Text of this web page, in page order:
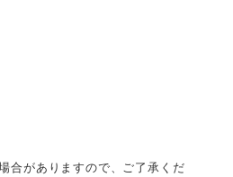
合がありますので、ご了承くだ